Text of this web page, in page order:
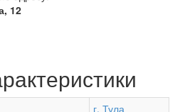
12
г. Тула